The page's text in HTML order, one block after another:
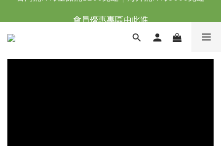
台灣滿NT$全館滿1200免運｜海外滿NT$3000免運